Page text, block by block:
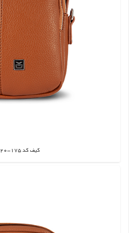
کیف کد 175-20
اطلاعات بیشتر